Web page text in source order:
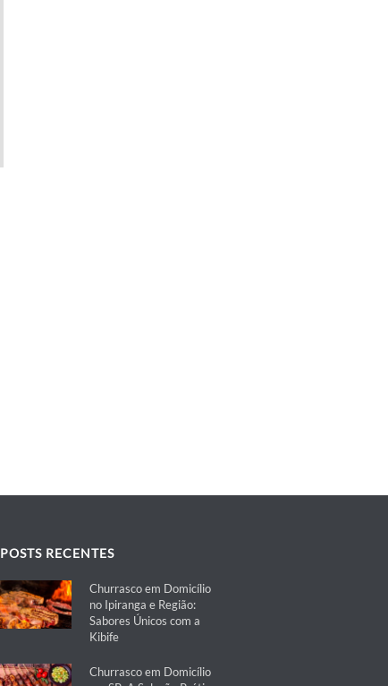
POSTS RECENTES
Churrasco em Domicílio
no Ipiranga e Região:
Sabores Únicos com a
Kibife
Churrasco em Domicílio